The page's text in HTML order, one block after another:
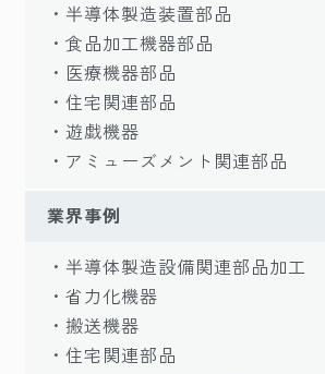
・半導体製造装置部品
・食品加工機器部品
・医療機器部品
・住宅関連部品
・遊戯機器
・アミューズメント関連部品
業界事例
・半導体製造設備関連部品加工
・省力化機器
・搬送機器
・住宅関連部品